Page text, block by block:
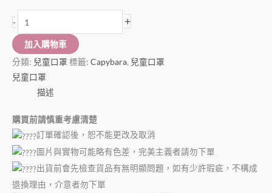
- +
加入購物車
分類: 兒童口罩 標籤: Capybara, 兒童口罩
兒童口罩
描述
購買前請慎重考慮清楚
訂單確認後，恕不能更改及取消
圖片與實物可能略有色差，完美主義者請勿下單
出貨前會先檢查貨品有無明顯問題，如有少許瑕疵，不構成
退換理由，介意者勿下單